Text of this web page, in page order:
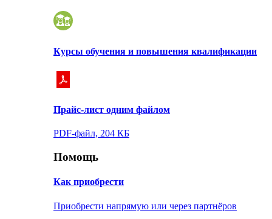
Курсы обучения и повышения квалификации
Прайс-лист одним файлом
PDF-файл, 204 КБ
Помощь
Как приобрести
Приобрести напрямую или через партнёров